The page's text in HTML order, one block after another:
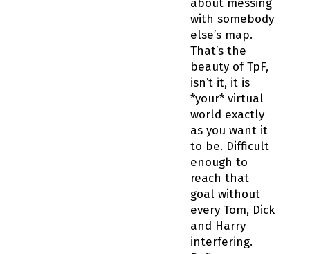
about messing
with somebody
else’s map.
That’s the
beauty of TpF,
isn’t it, it is
*your* virtual
world exactly
as you want it
to be. Difficult
enough to
reach that
goal without
every Tom, Dick
and Harry
interfering.